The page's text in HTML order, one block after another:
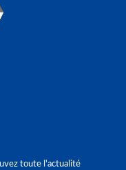
toute l'actualité